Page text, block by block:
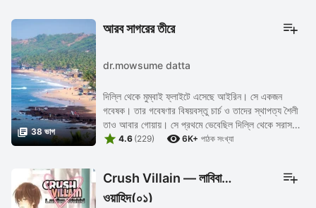
 38 ভাগ
আরব সাগরের তীরে
dr.mowsume datta
দিল্লি থেকে মুম্বাই ফ্লাইটে এসেছে আইরিন। সে একজন
গবেষক। তার গবেষণার বিষয়বস্তু চার্চ ও তাদের স্থাপত্য শৈলী
তাও আবার গোয়ায়। সে প্রথমে ভেবেছিল দিল্লি থেকে সরাসরি
গোয়ায় উড়ে যাবে।পরে অবশ‍্য ভেবে দেখল ...
 4.6 (229)  6K+ পাঠক সংখ্যা
Crush Villain — লাবিবা
ওয়াহিদ(০১)